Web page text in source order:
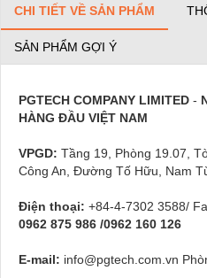
CHI TIẾT VỀ SẢN PHẨM
SẢN PHẨM GỢI Ý
PGTECH COMPANY LIMITED -
HÀNG ĐẦU VIỆT NAM
VPGD: Tầng 19, Phòng 19.07,
Công An, Đường Tố Hữu, Nam
Điện thoại: +84-4-7302 3588/
0962 875 986 /0962 160 126
E-mail: info@pgtech.com.vn